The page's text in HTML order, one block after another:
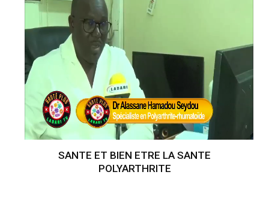
SANTE ET BIEN ETRE LA SANTE
POLYARTHRITE